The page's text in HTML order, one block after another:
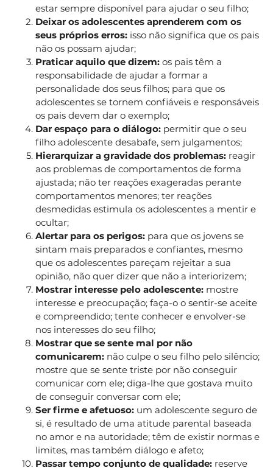
estar sempre disponível para ajudar o seu filho;
Deixar os adolescentes aprenderem com os
seus próprios erros: isso não significa que os pais
não os possam ajudar;
Praticar aquilo que dizem: os pais têm a
responsabilidade de ajudar a formar a
personalidade dos seus filhos; para que os
adolescentes se tornem confiáveis e responsáveis
os pais devem dar o exemplo;
Dar espaço para o diálogo: permitir que o seu
filho adolescente desabafe, sem julgamentos;
Hierarquizar a gravidade dos problemas: reagir
aos problemas de comportamentos de forma
ajustada; não ter reações exageradas perante
comportamentos menores; ter reações
desmedidas estimula os adolescentes a mentir e
ocultar;
Alertar para os perigos: para que os jovens se
sintam mais preparados e confiantes, mesmo
que os adolescentes pareçam rejeitar a sua
opinião, não quer dizer que não a interiorizem;
Mostrar interesse pelo adolescente: mostre
interesse e preocupação; faça-o o sentir-se aceite
e compreendido; tente conhecer e envolver-se
nos interesses do seu filho;
Mostrar que se sente mal por não
comunicarem: não culpe o seu filho pelo silêncio;
mostre que se sente triste por não conseguir
comunicar com ele; diga-lhe que gostava muito
de conseguir conversar com ele;
Ser firme e afetuoso: um adolescente seguro de
si, é resultado de uma atitude parental baseada
no amor e na autoridade; têm de existir normas e
limites, mas também diálogo e afeto;
Passar tempo conjunto de qualidade: reserve